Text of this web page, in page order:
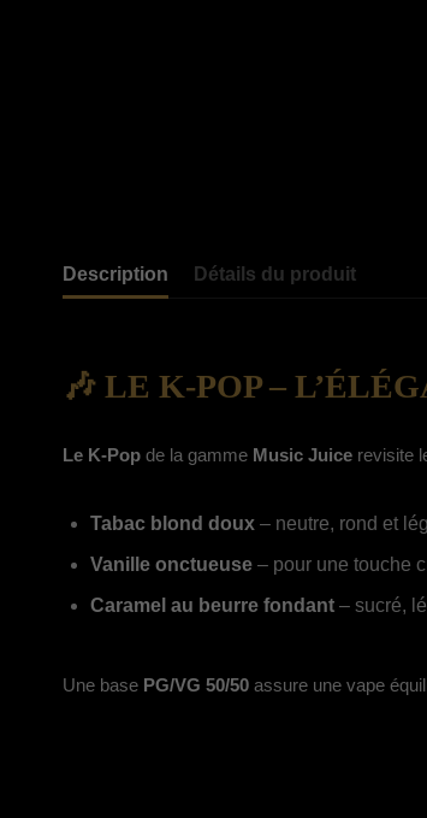
Description Détails du produit
🎶 LE K-POP –
Le K-Pop de la gamme Music Juice revisite
Tabac blond doux – neutre, rond et
Vanille onctueuse – pour une touche
Caramel au beurre fondant – sucré,
Une base PG/VG 50/50 assure une vape